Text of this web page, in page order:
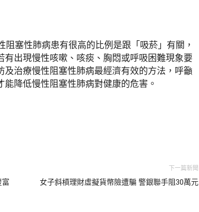
塞性肺病患有很高的比例是跟「吸菸」有關，
出現慢性咳嗽、咳痰、胸悶或呼吸困難現象要
治療慢性阻塞性肺病最經濟有效的方法，呼籲
降低慢性阻塞性肺病對健康的危害。
下一篇新聞
女子斜槓理財虛擬貨幣險遭騙 警銀聯手阻30萬元